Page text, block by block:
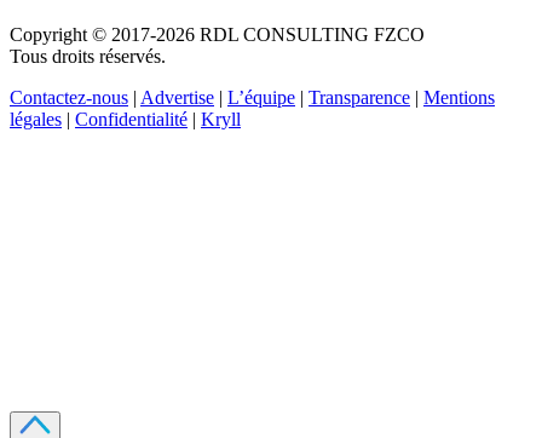
Copyright © 2017-2026 RDL CONSULTING FZCO
Tous droits réservés.
Contactez-nous | Advertise | L’équipe | Transparence | Mentions
légales | Confidentialité | Kryll